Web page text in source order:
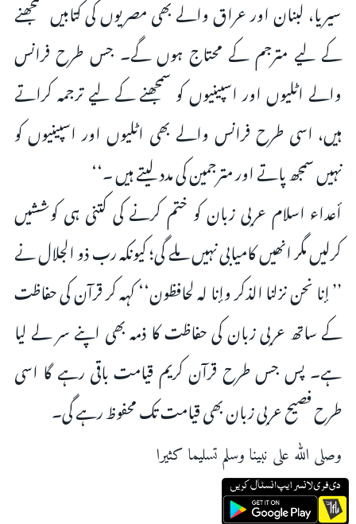
سیریا، لبنان اور عراق والے بھی مصریوں کی کتابیں سمجھنے
کے لیے مترجم کے محتاج ہوں گے۔ جس طرح فرانس
والے اٹلیوں اور اسپینیوں کو سمجھنے کے لیے ترجمہ کراتے
ہیں، اسی طرح فرانس والے بھی اٹلیوں اور اسپینیوں کو
نہیں سمجھ پاتے اور مترجمین کی مدد لیتے ہیں ۔‘‘
أعداء اسلام عربی زبان کو ختم کرنے کی کتنی ہی کوششیں
کرلیں مگر انھیں کامیابی نہیں ملے گی؛ کیونکہ رب ذو الجلال نے
’’ إنا نحن نزلنا الذكر وإنا له لحافظون‘‘ کہہ کر قرآن کی حفاظت
کے ساتھ عربی زبان کی حفاظت کا ذمہ بھی اپنے سر لے لیا
ہے۔ پس جس طرح قرآن کریم قیامت باقی رہے گا اسی
طرح فصیح عربی زبان بھی قیامت تک محفوظ رہے گی۔
وصلى الله على نبينا وسلم تسليما كثيرا